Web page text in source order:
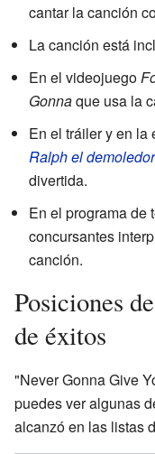
cantar la canción
La canción está
En el videojuego
Gonnaque usa la
En el tráiler y en la
Ralph el
divertida.
En el programa de
concursantes
canción.
Posiciones
de éxitos
"Never Gonna Give
puedes ver algunas
alcanzó en las listas